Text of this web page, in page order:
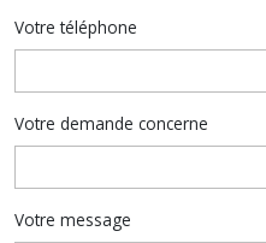
Votre téléphone
Votre demande concerne
Votre message